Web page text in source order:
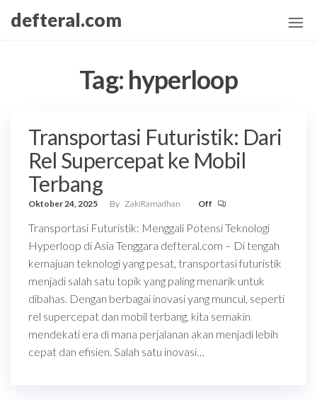
Skipdefteral.com
Tag: hyperloop
Transportasi Futuristik: Dari
Rel Supercepat ke Mobil
Terbang
Oktober 24, 2025 By ZakiRamadhan Off
Transportasi Futuristik: Menggali Potensi Teknologi
Hyperloop di Asia Tenggara defteral.com – Di tengah
kemajuan teknologi yang pesat, transportasi futuristik
menjadi salah satu topik yang paling menarik untuk
dibahas. Dengan berbagai inovasi yang muncul, seperti
rel supercepat dan mobil terbang, kita semakin
mendekati era di mana perjalanan akan menjadi lebih
cepat dan efisien. Salah satu inovasi…